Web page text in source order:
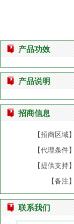
产品功效
产品说明
招商信息
【招商区域】
【代理条件】
【提供支持】
【备注】
联系我们